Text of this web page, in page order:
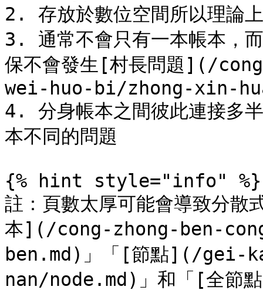
2. 存放於數位空間所以理論
3. 通常不會只有一本帳本，
保不會發生[村長問題](/
wei-huo-bi/zhong-xin-
4. 分身帳本之間彼此連接多
本不同的問題
{% hint style="info" %}
註：頁數太厚可能會導致分散
本](/cong-zhong-ben-
ben.md)」「[節點](/
nan/node.md)」和「[全